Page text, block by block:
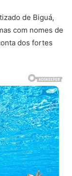
de Biguá,
com nomes de
dos fortes